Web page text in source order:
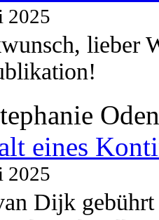
2025
lieber
eines
2025
Dijk